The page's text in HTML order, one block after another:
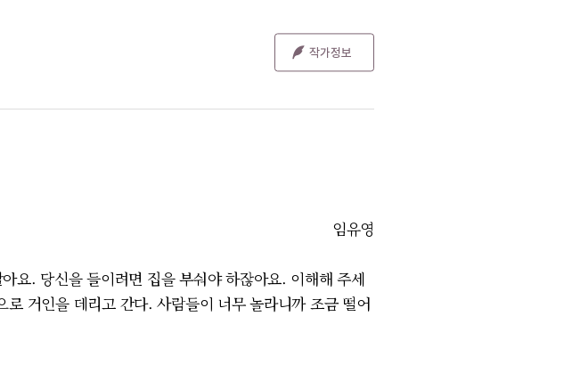
임유영
요. 당신을 들이려면 집을 부숴야 하잖아요. 이해해 주세
거인을 데리고 간다. 사람들이 너무 놀라니까 조금 떨어